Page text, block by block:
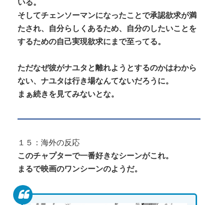
いる。
そしてチェンソーマンになったことで承認欲求が満
たされ、自分らしくあるため、自分のしたいことを
するための自己実現欲求にまで至ってる。
ただなぜ彼がナユタと離れようとするのかはわから
ない、ナユタは行き場なんてないだろうに。
まぁ続きを見てみないとな。
１５：海外の反応
このチャプターで一番好きなシーンがこれ。
まるで映画のワンシーンのようだ。